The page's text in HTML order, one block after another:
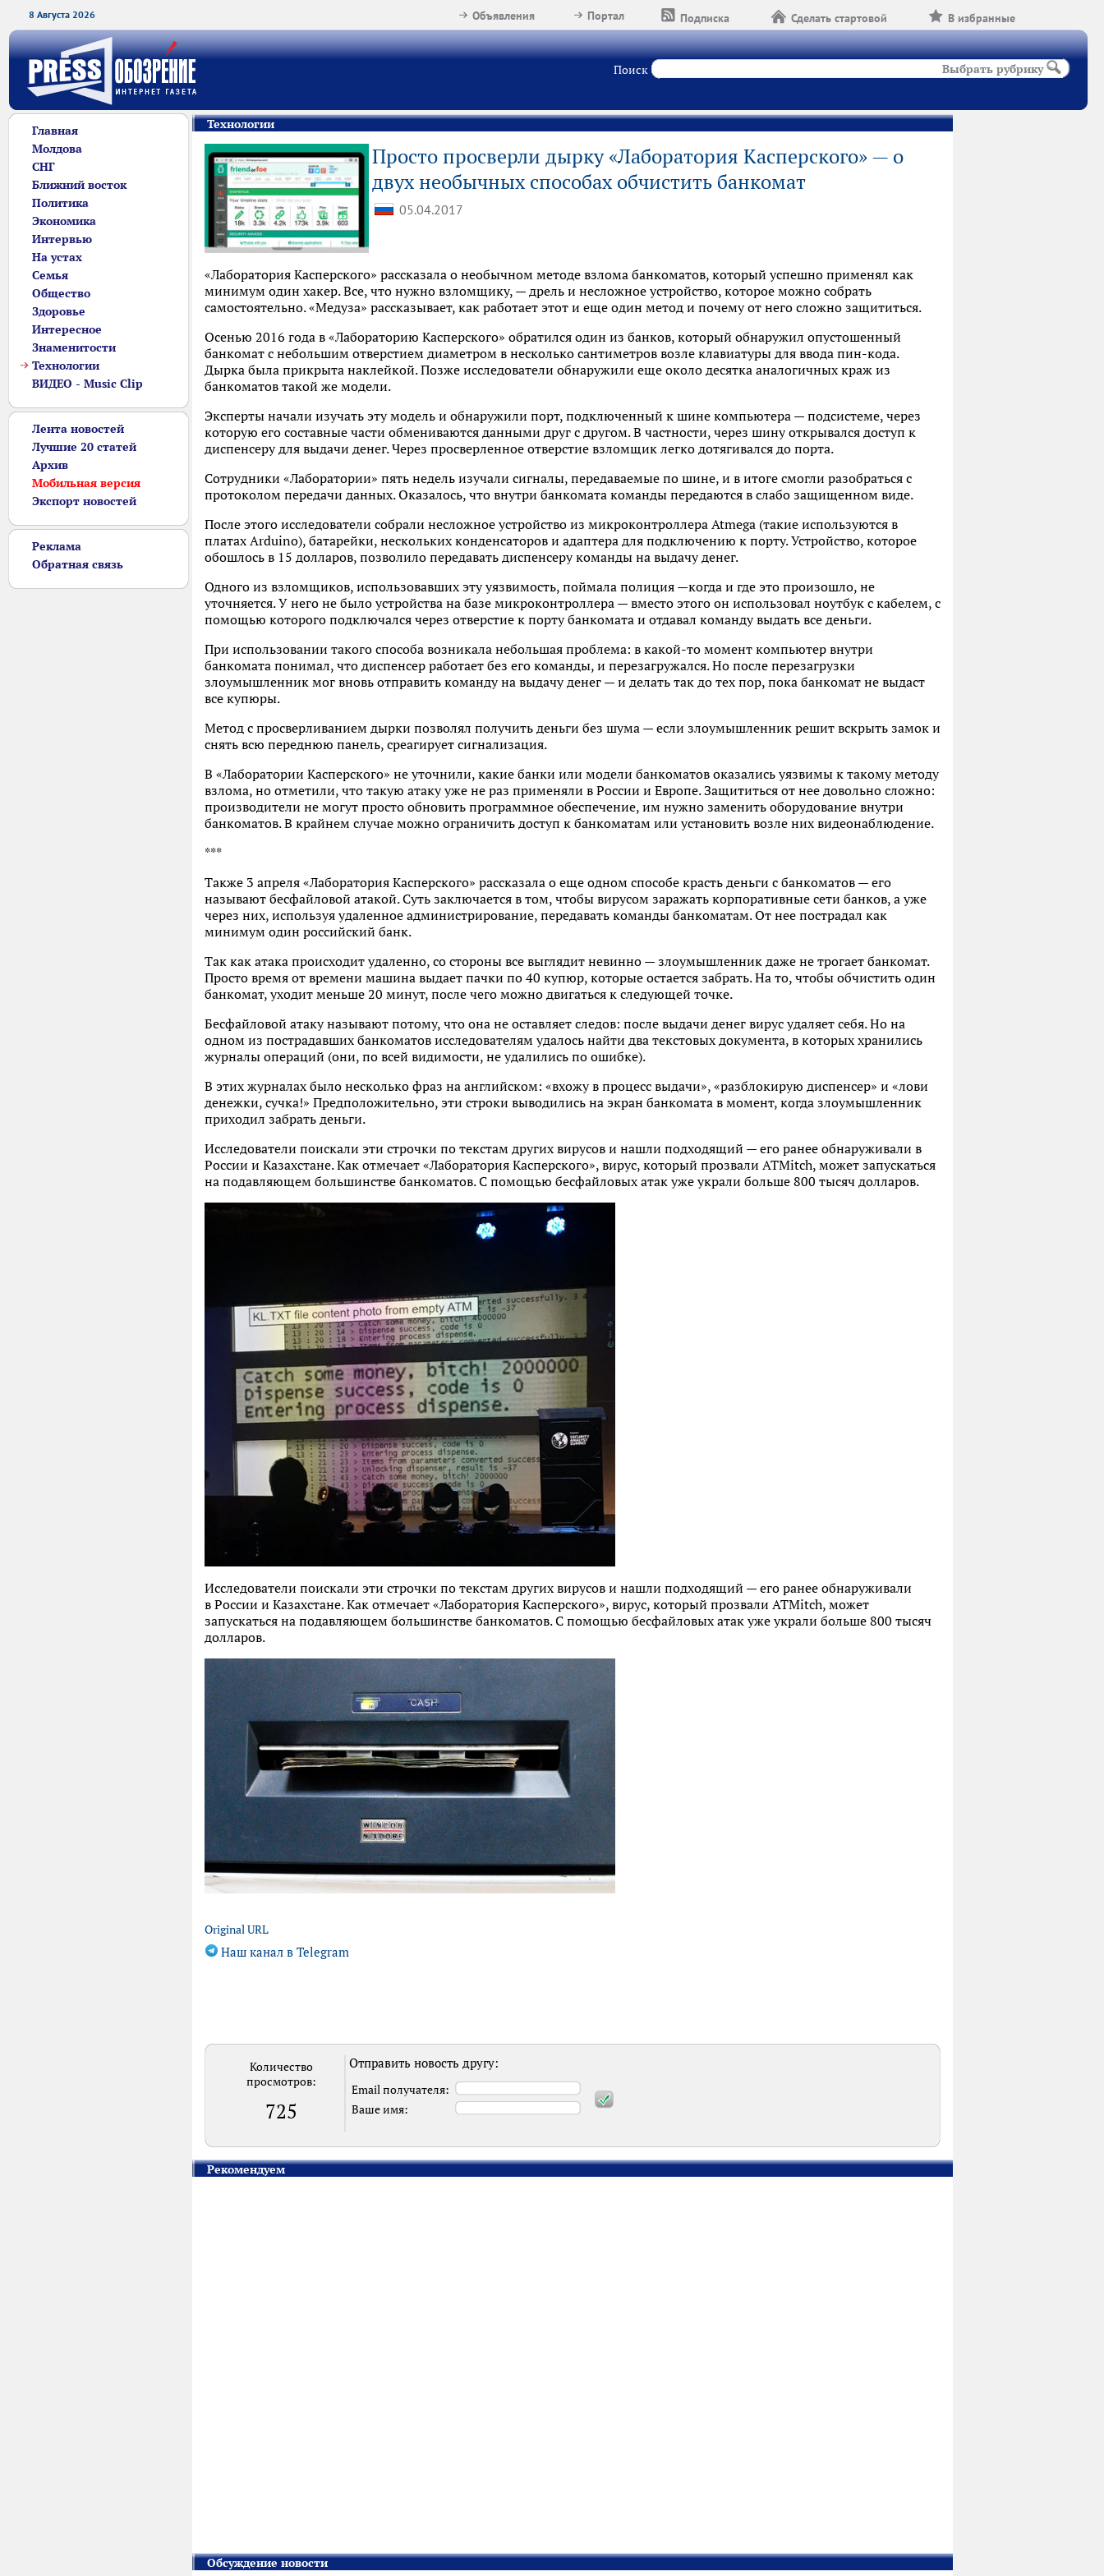
8 Августа 2026 В избранные
Сделать стартовой
Подписка
Портал
Объявления
Поиск Выбрать рубрику
Главная
Молдова
СНГ
Ближний восток
Политика
Экономика
Интервью
На устах
Семья
Общество
Здоровье
Интересное
Знаменитости
Технологии
ВИДЕО - Music Clip
Лента новостей
Лучшие 20 статей
Архив
Мобильная версия
Экспорт новостей
Реклама
Обратная связь
Технологии
Просто просверли дырку «Лаборатория Касперского» — о
двух необычных способах обчистить банкомат
05.04.2017
«Лаборатория Касперского» рассказала о необычном методе взлома банкоматов, который успешно применял как
минимум один хакер. Все, что нужно взломщику, — дрель и несложное устройство, которое можно собрать
самостоятельно. «Медуза» рассказывает, как работает этот и еще один метод и почему от него сложно защититься.
Осенью 2016 года в «Лабораторию Касперского» обратился один из банков, который обнаружил опустошенный
банкомат с небольшим отверстием диаметром в несколько сантиметров возле клавиатуры для ввода пин-кода.
Дырка была прикрыта наклейкой. Позже исследователи обнаружили еще около десятка аналогичных краж из
банкоматов такой же модели.
Эксперты начали изучать эту модель и обнаружили порт, подключенный к шине компьютера — подсистеме, через
которую его составные части обмениваются данными друг с другом. В частности, через шину открывался доступ к
диспенсеру для выдачи денег. Через просверленное отверстие взломщик легко дотягивался до порта.
Сотрудники «Лаборатории» пять недель изучали сигналы, передаваемые по шине, и в итоге смогли разобраться с
протоколом передачи данных. Оказалось, что внутри банкомата команды передаются в слабо защищенном виде.
После этого исследователи собрали несложное устройство из микроконтроллера Atmega (такие используются в
платах Arduino), батарейки, нескольких конденсаторов и адаптера для подключению к порту. Устройство, которое
обошлось в 15 долларов, позволило передавать диспенсеру команды на выдачу денег.
Одного из взломщиков, использовавших эту уязвимость, поймала полиция —когда и где это произошло, не
уточняется. У него не было устройства на базе микроконтроллера — вместо этого он использовал ноутбук с кабелем, с
помощью которого подключался через отверстие к порту банкомата и отдавал команду выдать все деньги.
При использовании такого способа возникала небольшая проблема: в какой-то момент компьютер внутри
банкомата понимал, что диспенсер работает без его команды, и перезагружался. Но после перезагрузки
злоумышленник мог вновь отправить команду на выдачу денег — и делать так до тех пор, пока банкомат не выдаст
все купюры.
Метод с просверливанием дырки позволял получить деньги без шума — если злоумышленник решит вскрыть замок и
снять всю переднюю панель, среагирует сигнализация.
В «Лаборатории Касперского» не уточнили, какие банки или модели банкоматов оказались уязвимы к такому методу
взлома, но отметили, что такую атаку уже не раз применяли в России и Европе. Защититься от нее довольно сложно:
производители не могут просто обновить программное обеспечение, им нужно заменить оборудование внутри
банкоматов. В крайнем случае можно ограничить доступ к банкоматам или установить возле них видеонаблюдение.
***
Также 3 апреля «Лаборатория Касперского» рассказала о еще одном способе красть деньги с банкоматов — его
называют бесфайловой атакой. Суть заключается в том, чтобы вирусом заражать корпоративные сети банков, а уже
через них, используя удаленное администрирование, передавать команды банкоматам. От нее пострадал как
минимум один российский банк.
Так как атака происходит удаленно, со стороны все выглядит невинно — злоумышленник даже не трогает банкомат.
Просто время от времени машина выдает пачки по 40 купюр, которые остается забрать. На то, чтобы обчистить один
банкомат, уходит меньше 20 минут, после чего можно двигаться к следующей точке.
Бесфайловой атаку называют потому, что она не оставляет следов: после выдачи денег вирус удаляет себя. Но на
одном из пострадавших банкоматов исследователям удалось найти два текстовых документа, в которых хранились
журналы операций (они, по всей видимости, не удалились по ошибке).
В этих журналах было несколько фраз на английском: «вхожу в процесс выдачи», «разблокирую диспенсер» и «лови
денежки, сучка!» Предположительно, эти строки выводились на экран банкомата в момент, когда злоумышленник
приходил забрать деньги.
Исследователи поискали эти строчки по текстам других вирусов и нашли подходящий — его ранее обнаруживали в
России и Казахстане. Как отмечает «Лаборатория Касперского», вирус, который прозвали ATMitch, может запускаться
на подавляющем большинстве банкоматов. С помощью бесфайловых атак уже украли больше 800 тысяч долларов.
Исследователи поискали эти строчки по текстам других вирусов и нашли подходящий — его ранее обнаруживали
в России и Казахстане. Как отмечает «Лаборатория Касперского», вирус, который прозвали ATMitch, может
запускаться на подавляющем большинстве банкоматов. С помощью бесфайловых атак уже украли больше 800 тысяч
долларов.
Original URL
Наш канал в Telegram
Количество
просмотров:
725
Отправить новость другу:
Email получателя:
Ваше имя:
Рекомендуем
Обсуждение новости